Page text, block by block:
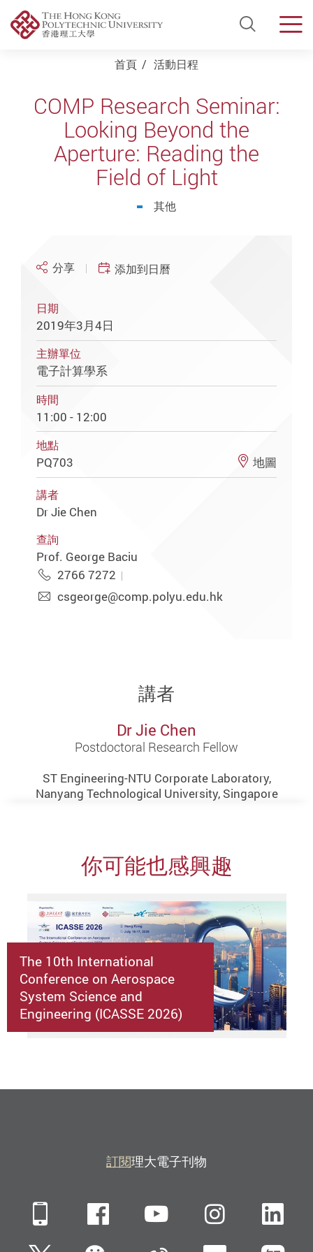
Open
首頁 活動日程
COMP Research Seminar:
Looking Beyond the
Aperture: Reading the
Field of Light
其他
分享 添加到日曆
日期
2019年3月4日
主辦單位
電子計算學系
時間
11:00 - 12:00
地點
PQ703 地圖
講者
Dr Jie Chen
查詢
Prof. George Baciu
2766 7272
csgeorge@comp.polyu.edu.hk
講者
Dr Jie Chen
Postdoctoral Research Fellow
ST Engineering-NTU Corporate Laboratory,
Nanyang Technological University, Singapore
你可能也感興趣
The 10th International
Conference on Aerospace
System Science and
Engineering (ICASSE 2026)
訂閱理大電子刊物
Mobile FacebookYouTube